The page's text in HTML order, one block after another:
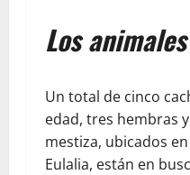
Los
Un total de cinco
edad, tres hembras
mestiza, ubicados
Eulalia, están en